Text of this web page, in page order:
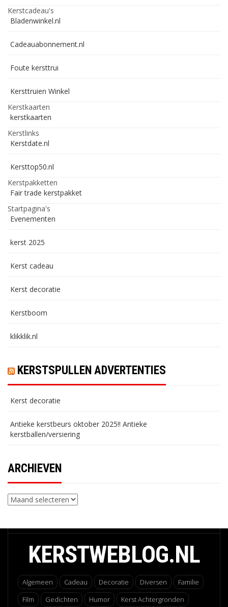
Kerstcadeau's
Bladenwinkel.nl
Cadeauabonnement.nl
Foute kersttrui
Kersttruien Winkel
Kerstkaarten
kerstkaarten
Kerstlinks
Kerstdate.nl
Kersttop50.nl
Kerstpakketten
Fair trade kerstpakket
Startpagina's
Evenementen
kerst 2025
Kerst cadeau
Kerst decoratie
Kerstboom
klikklik.nl
KERSTSPULLEN ADVERTENTIES
Kerst decoratie
Antieke kerstbeurs oktober 2025!! Antieke
kerstballen/versiering
ARCHIEVEN
Archieven
KERSTWEBLOG.NL
Algemeen Cadeau Decoratie Diversen
Familie
Film
Gedichten Humor
Kerst Achtergronden